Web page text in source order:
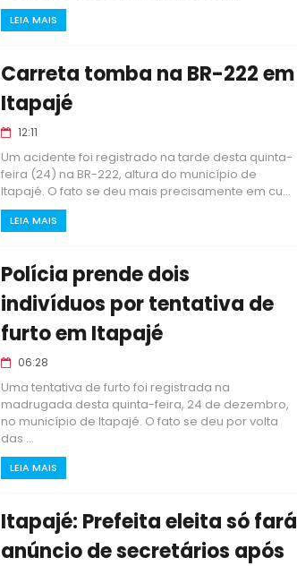
LEIA MAIS
Carreta tomba na BR-222 em
Itapajé
12:11
Um acidente foi registrado na tarde desta quinta-
feira (24) na BR-222, altura do município de
Itapajé. O fato se deu mais precisamente em cu...
LEIA MAIS
Polícia prende dois
indivíduos por tentativa de
furto em Itapajé
06:28
Uma tentativa de furto foi registrada na
madrugada desta quinta-feira, 24 de dezembro,
no município de Itapajé. O fato se deu por volta
das ...
LEIA MAIS
Itapajé: Prefeita eleita só fará
anúncio de secretários após